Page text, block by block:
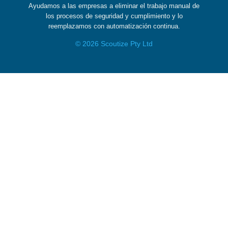
Ayudamos a las empresas a eliminar el trabajo manual de
los procesos de seguridad y cumplimiento y lo
reemplazamos con automatización continua.
© 2026 Scoutize Pty Ltd